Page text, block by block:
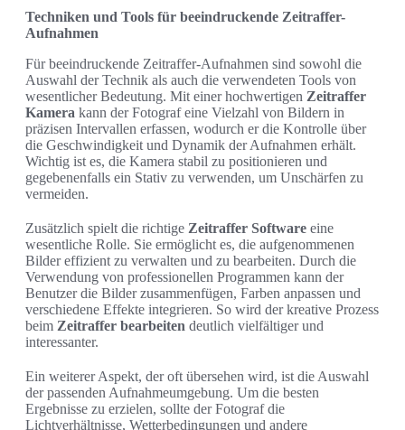
Techniken und Tools für beeindruckende Zeitraffer-
Aufnahmen
Für beeindruckende Zeitraffer-Aufnahmen sind sowohl die
Auswahl der Technik als auch die verwendeten Tools von
wesentlicher Bedeutung. Mit einer hochwertigen Zeitraffer
Kamera kann der Fotograf eine Vielzahl von Bildern in
präzisen Intervallen erfassen, wodurch er die Kontrolle über
die Geschwindigkeit und Dynamik der Aufnahmen erhält.
Wichtig ist es, die Kamera stabil zu positionieren und
gegebenenfalls ein Stativ zu verwenden, um Unschärfen zu
vermeiden.
Zusätzlich spielt die richtige Zeitraffer Software eine
wesentliche Rolle. Sie ermöglicht es, die aufgenommenen
Bilder effizient zu verwalten und zu bearbeiten. Durch die
Verwendung von professionellen Programmen kann der
Benutzer die Bilder zusammenfügen, Farben anpassen und
verschiedene Effekte integrieren. So wird der kreative Prozess
beim Zeitraffer bearbeiten deutlich vielfältiger und
interessanter.
Ein weiterer Aspekt, der oft übersehen wird, ist die Auswahl
der passenden Aufnahmeumgebung. Um die besten
Ergebnisse zu erzielen, sollte der Fotograf die
Lichtverhältnisse, Wetterbedingungen und andere